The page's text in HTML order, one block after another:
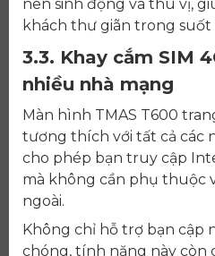
nên sinh động và thú vị,
khách thư giãn trong suốt
3.3. Khay cắm SIM
nhiều nhà mạng
Màn hình TMAS T600
tương thích với tất cả các
cho phép bạn truy cập
mà không cần phụ thuộc
ngoài.
Không chỉ hỗ trợ bạn cập
chóng, tính năng này còn